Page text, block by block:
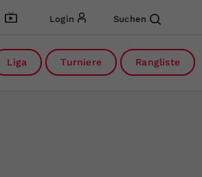
Login Suchen
Liga Turniere Rangliste